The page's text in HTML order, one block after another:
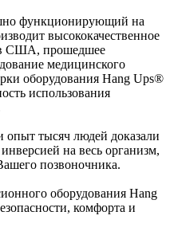
функционирующий на
высококачественное
в США, прошедшее
медицинского
оборудования Hang Ups®
использования
тысяч людей доказали
на весь организм,
позвоночника.
оборудования Hang
комфорта и